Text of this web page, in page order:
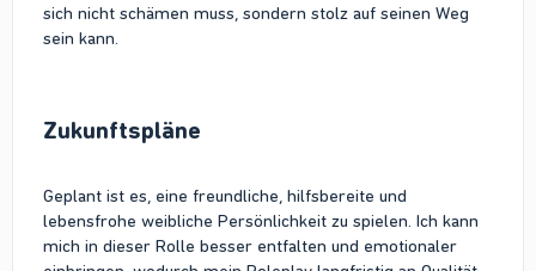
sich nicht schämen muss, sondern stolz auf seinen Weg
sein kann.
Zukunftspläne​
Geplant ist es, eine freundliche, hilfsbereite und
lebensfrohe weibliche Persönlichkeit zu spielen. Ich kann
mich in dieser Rolle besser entfalten und emotionaler